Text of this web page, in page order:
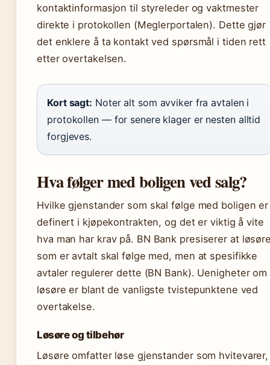
kontaktinformasjon til styreleder og vaktmester
direkte i protokollen (Meglerportalen). Dette gjør
det enklere å ta kontakt ved spørsmål i tiden rett
etter overtakelsen.
Kort sagt: Noter alt som avviker fra avtalen i
protokollen — for senere klager er nesten alltid
forgjeves.
Hva følger med boligen ved salg?
Hvilke gjenstander som skal følge med boligen er
definert i kjøpekontrakten, og det er viktig å vite
hva man har krav på. BN Bank presiserer at
som er avtalt skal følge med, men at spesifikke
avtaler regulerer dette (BN Bank). Uenigheter om
løsøre er blant de vanligste tvistepunktene ved
overtakelse.
Løsøre og tilbehør
Løsøre omfatter løse gjenstander som hvitevarer,